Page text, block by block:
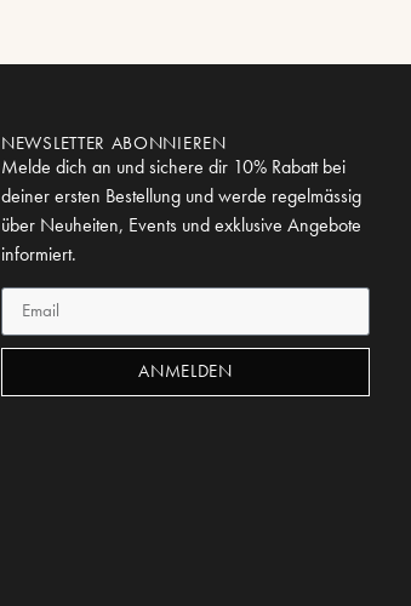
NEWSLETTER ABONNIEREN
Melde dich an und sichere dir 10% Rabatt bei
deiner ersten Bestellung und werde regelmässig
über Neuheiten, Events und exklusive Angebote
informiert.
ANMELDEN